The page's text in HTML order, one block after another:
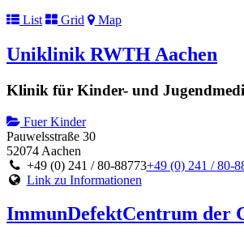
List
Grid Map
Uniklinik RWTH Aachen
Klinik für Kinder- und
Fuer Kinder
Pauwelsstraße 30
52074 Aachen
+49 (0) 241 / 80-88773+49 (0) 241 / 80-
Link zu Informationen
ImmunDefektCentrum der